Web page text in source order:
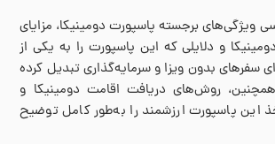
ویژگی‌های برجسته پاسپورت دومینیکا، مزایای
و دلایلی که این پاسپورت را به یکی از
سفرهای بدون ویزا و سرمایه‌گذاری تبدیل کرده
روش‌های دریافت اقامت دومینیکا و
این پاسپورت ارزشمند را به‌طور کامل توضیح